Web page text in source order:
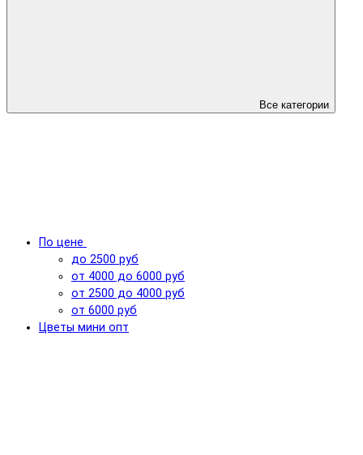
Все категории
По цене
до 2500 руб
от 4000 до 6000 руб
от 2500 до 4000 руб
от 6000 руб
Цветы мини опт